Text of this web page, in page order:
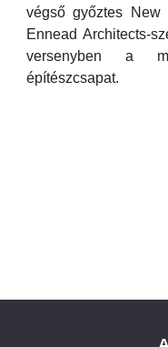
végső győztes New
Ennead Architects-
versenyben a
építészcsapat.